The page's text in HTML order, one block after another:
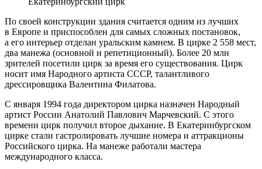
По своей конструкции здания считается одним из лучших
в Европе и приспособлен для самых сложных постановок,
а его интерьер отделан уральским камнем. В цирке 2 558 мест,
два манежа (основной и репетиционный). Более 20 млн
зрителей посетили цирк за время его существования. Цирк
носит имя Народного артиста СССР, талантливого
дрессировщика Валентина Филатова.
С января 1994 года директором цирка назначен Народный
артист России Анатолий Павлович Марчевский. С этого
времени цирк получил второе дыхание. В Екатеринбургском
цирке стали гастролировать лучшие номера и аттракционы
Российского цирка. На манеже работали мастера
международного класса.